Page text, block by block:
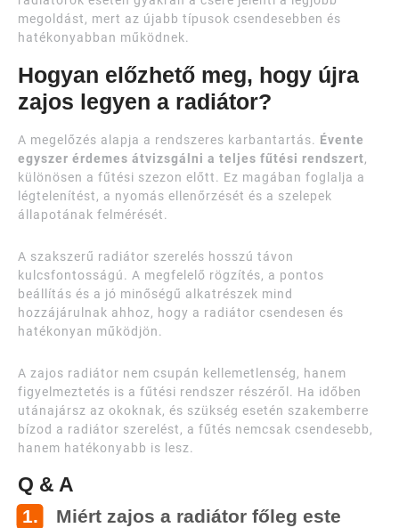
megoldást, mert az újabb típusok csendesebben és
hatékonyabban működnek.
Hogyan előzhető meg, hogy újra
zajos legyen a radiátor?
A megelőzés alapja a rendszeres karbantartás. Évente
egyszer érdemes átvizsgálni a teljes fűtési rendszert,
különösen a fűtési szezon előtt. Ez magában foglalja a
légtelenítést, a nyomás ellenőrzését és a szelepek
állapotának felmérését.
A szakszerű radiátor szerelés hosszú távon
kulcsfontosságú. A megfelelő rögzítés, a pontos
beállítás és a jó minőségű alkatrészek mind
hozzájárulnak ahhoz, hogy a radiátor csendesen és
hatékonyan működjön.
A zajos radiátor nem csupán kellemetlenség, hanem
figyelmeztetés is a fűtési rendszer részéről. Ha időben
utánajársz az okoknak, és szükség esetén szakemberre
bízod a radiátor szerelést, a fűtés nemcsak csendesebb,
hanem hatékonyabb is lesz.
Q & A
Miért zajos a radiátor főleg este